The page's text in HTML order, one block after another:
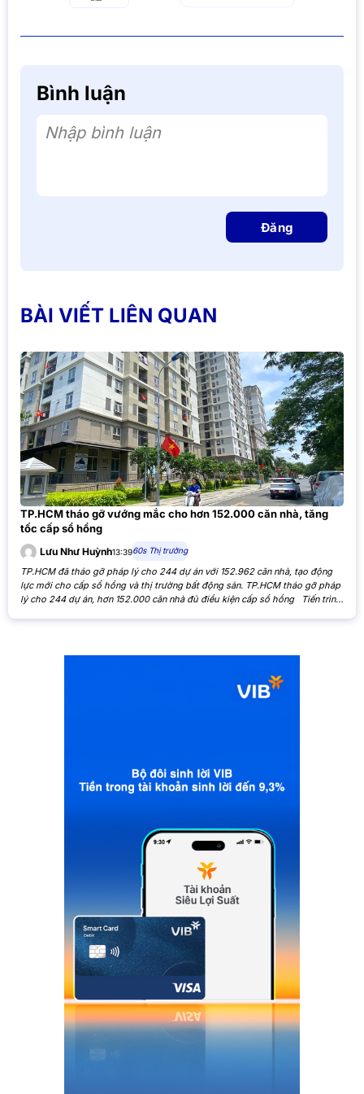
Bình luận
Nhập bình luận
Đăng
BÀI VIẾT LIÊN QUAN
TP.HCM tháo gỡ vướng mắc cho hơn 152.000 căn nhà, tăng
tốc cấp sổ hồng
Lưu Như Huỳnh13:3960s Thị trường
TP.HCM đã tháo gỡ pháp lý cho 244 dự án với 152.962 căn nhà, tạo động
lực mới cho cấp sổ hồng và thị trường bất động sản. TP.HCM tháo gỡ pháp
lý cho 244 dự án, hơn 152.000 căn nhà đủ điều kiện cấp sổ hồng Tiến trình